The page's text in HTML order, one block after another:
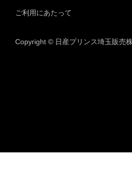
ご利用にあたって
Copyright © 日産プリンス埼玉販売